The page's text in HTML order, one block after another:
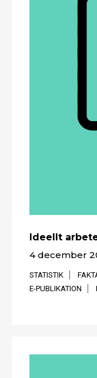
Ideellt
4 december
STATISTIK
E-PUBLIKATION